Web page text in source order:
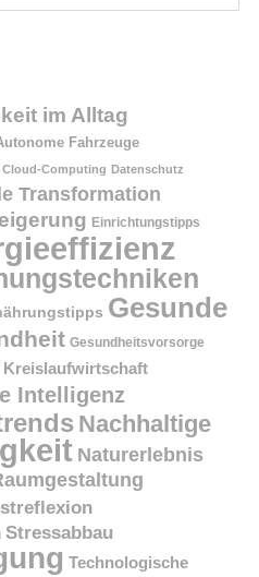
im Alltag
Fahrzeuge
Cloud-Computing Datenschutz
Transformation
Einrichtungstipps
Gesunde
Gesundheitsvorsorge
Kreislaufwirtschaft
Intelligenz
Nachhaltige
Naturerlebnis
Stressabbau
Technologische